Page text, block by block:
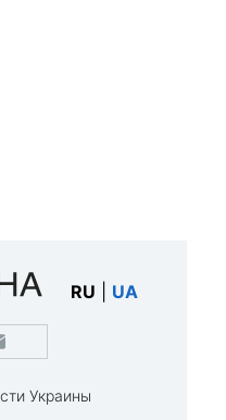
RU UA
Украины